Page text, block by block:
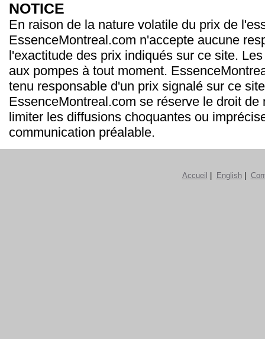
NOTICE
En raison de la nature volatile du prix de
EssenceMontreal.com n'accepte aucune
l'exactitude des prix indiqués sur ce site.
aux pompes à tout moment.
tenu responsable d'un prix signalé sur ce
EssenceMontreal.com se réserve le droit de
limiter les diffusions choquantes ou
communication préalable.
Accueil English|